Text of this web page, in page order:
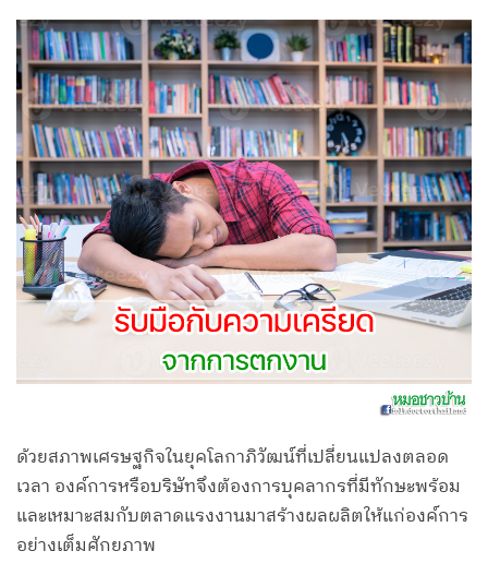
ด้วยสภาพเศรษฐกิจในยุคโลกาภิวัฒน์ที่เปลี่ยนแปลงตลอด
เวลา องค์การหรือบริษัทจึงต้องการบุคลากรที่มีทักษะพร้อม
และเหมาะสมกับตลาดแรงงานมาสร้างผลผลิตให้แก่องค์การ
อย่างเต็มศักยภาพ